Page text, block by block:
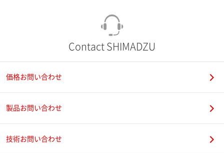
Contact SHIMADZU
価格お問い合わせ
製品お問い合わせ
技術お問い合わせ